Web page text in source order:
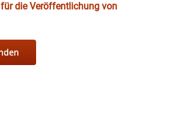
die Veröffentlichung von